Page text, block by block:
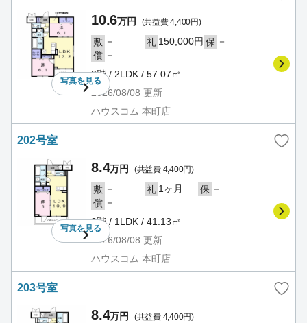
写真を見る
10.6万円 (共益費 4,400円)
敷 － 礼 150,000円 保 －
償 －
2階 / 2LDK / 57.07㎡
2026/08/08 更新
ハウスコム 本町店
202号室
写真を見る
8.4万円 (共益費 4,400円)
敷 － 礼 1ヶ月 保 －
償 －
2階 / 1LDK / 41.13㎡
2026/08/08 更新
ハウスコム 本町店
203号室
8.4万円 (共益費 4,400円)